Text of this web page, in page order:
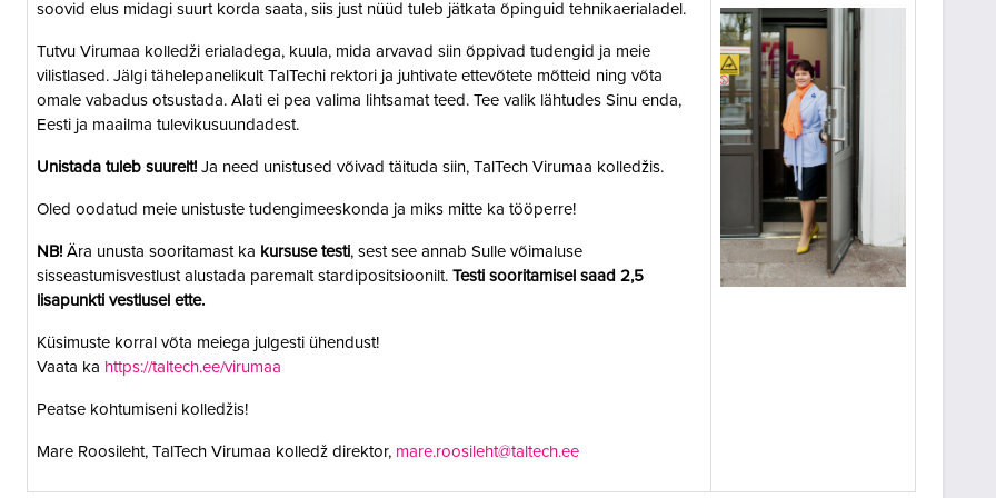
soovid elus midagi suurt korda saata, siis just nüüd tuleb jätkata õpinguid tehnikaerialadel.
Tutvu Virumaa kolledži erialadega, kuula, mida arvavad siin õppivad tudengid ja meie
vilistlased. Jälgi tähelepanelikult TalTechi rektori ja juhtivate ettevõtete mõtteid ning võta
omale vabadus otsustada. Alati ei pea valima lihtsamat teed. Tee valik lähtudes Sinu enda,
Eesti ja maailma tulevikusuundadest.
Unistada tuleb suurelt! Ja need unistused võivad täituda siin, TalTech Virumaa kolledžis.
Oled oodatud meie unistuste tudengimeeskonda ja miks mitte ka tööperre!
NB! Ära unusta sooritamast ka kursuse testi, sest see annab Sulle võimaluse
sisseastumisvestlust alustada paremalt stardipositsioonilt. Testi sooritamisel saad 2,5
lisapunkti vestlusel ette.
Küsimuste korral võta meiega julgesti ühendust!
Vaata ka https://taltech.ee/virumaa
Peatse kohtumiseni kolledžis!
Mare Roosileht, TalTech Virumaa kolledž direktor, mare.roosileht@taltech.ee